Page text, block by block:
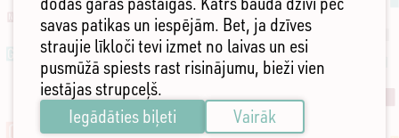
savas patikas un iespējām. Bet, ja dzīves
straujie līkloči tevi izmet no laivas un esi
pusmūžā spiests rast risinājumu, bieži vien
iestājas strupceļš.
Iegādāties biļeti
Vairāk